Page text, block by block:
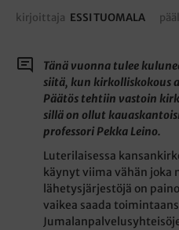
kirjoittaja ESSI TUOMALA
Tänä vuonna tulee
siitä, kun kirkolliskokous
Päätös tehtiin vastoin
sillä on ollut
professori Pekka Leino.
Luterilaisessa
käynyt viima vähän joka
lähetysjärjestöjä on
vaikea saada